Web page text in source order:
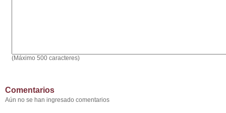
(Máximo 500 caracteres)
Comentarios
Aún no se han ingresado comentarios